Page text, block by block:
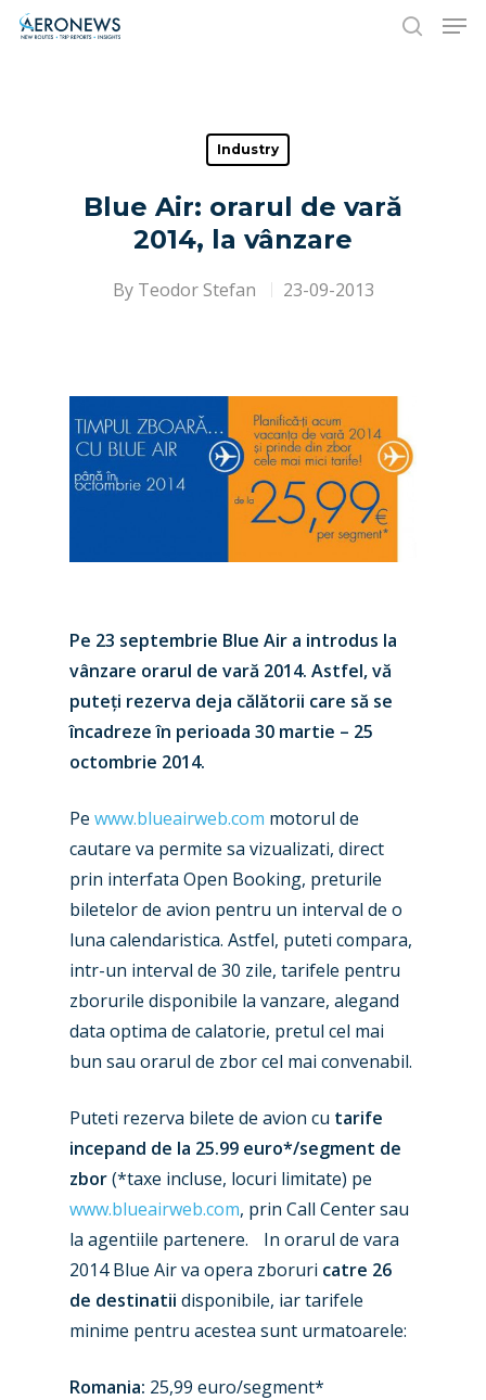
Hit enter to search or ESC to close
Industry
Blue Air: orarul de vară
2014, la vânzare
By Teodor Stefan 23-09-2013
Pe 23 septembrie Blue Air a introdus la
vânzare orarul de vară 2014. Astfel, vă
puteți rezerva deja călătorii care să se
încadreze în perioada 30 martie – 25
octombrie 2014.
Pe www.blueairweb.com motorul de
cautare va permite sa vizualizati, direct
prin interfata Open Booking, preturile
biletelor de avion pentru un interval de o
luna calendaristica. Astfel, puteti compara,
intr-un interval de 30 zile, tarifele pentru
zborurile disponibile la vanzare, alegand
data optima de calatorie, pretul cel mai
bun sau orarul de zbor cel mai convenabil.
Puteti rezerva bilete de avion cu tarife
incepand de la 25.99 euro*/segment de
zbor(*taxe incluse, locuri limitate) pe
www.blueairweb.com, prin Call Center sau
la agentiile partenere. In orarul de vara
2014 Blue Air va opera zboruri catre 26
de destinatii disponibile, iar tarifele
minime pentru acestea sunt urmatoarele:
Romania: 25,99 euro/segment*
New Routes
Industry
Accidents / Incidents
Airshows